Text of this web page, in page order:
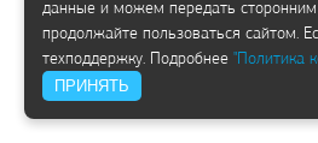
данные и можем передать сторонним
продолжайте пользоваться сайтом.
техподдержку. Подробнее "Политика
ПРИНЯТЬ